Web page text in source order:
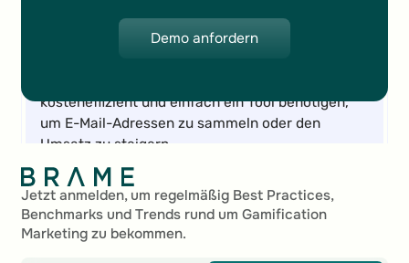
kosteneffizient und einfach ein Tool benötigen,
um E-Mail-Adressen zu sammeln oder den
Umsatz zu steigern.
Marc Marti
Marketing Manager Digital Content
Demo anfordern
Demo anfordern
Fußzeile
Jetzt anmelden, um regelmäßig Best Practices,
Benchmarks und Trends rund um Gamification
Marketing zu bekommen.